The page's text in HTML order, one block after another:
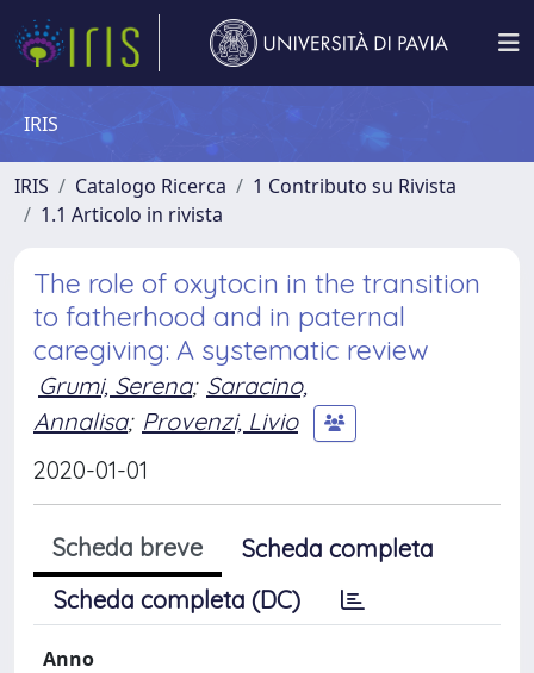
IRIS
IRIS Catalogo Ricerca
1 Contributo su Rivista
1.1 Articolo in rivista
The role of oxytocin in the transition
to fatherhood and in paternal
caregiving: A systematic review
Grumi, Serena; Saracino,
Annalisa; Provenzi, Livio
2020-01-01
Scheda breve
Scheda completa
Scheda completa (DC)
Anno